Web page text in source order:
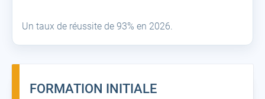
Un taux de réussite de 93% en 2026.
FORMATION INITIALE